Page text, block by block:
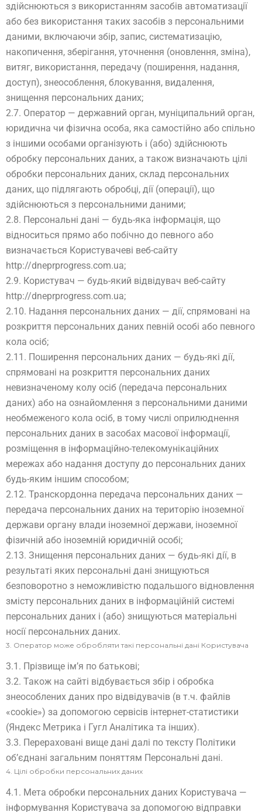
здійснюються з використанням засобів автоматизації
або без використання таких засобів з персональними
даними, включаючи збір, запис, систематизацію,
накопичення, зберігання, уточнення (оновлення, зміна),
витяг, використання, передачу (поширення, надання,
доступ), знеособлення, блокування, видалення,
знищення персональних даних;
2.7. Оператор — державний орган, муніципальний орган,
юридична чи фізична особа, яка самостійно або спільно
з іншими особами організують і (або) здійснюють
обробку персональних даних, а також визначають цілі
обробки персональних даних, склад персональних
даних, що підлягають обробці, дії (операції), що
здійснюються з персональними даними;
2.8. Персональні дані — будь-яка інформація, що
відноситься прямо або побічно до певного або
визначається Користувачеві веб-сайту
http://dneprprogress.com.ua;
2.9. Користувач — будь-який відвідувач веб-сайту
http://dneprprogress.com.ua;
2.10. Надання персональних даних — дії, спрямовані на
розкриття персональних даних певній особі або певного
кола осіб;
2.11. Поширення персональних даних — будь-які дії,
спрямовані на розкриття персональних даних
невизначеному колу осіб (передача персональних
даних) або на ознайомлення з персональними даними
необмеженого кола осіб, в тому числі оприлюднення
персональних даних в засобах масової інформації,
розміщення в інформаційно-телекомунікаційних
мережах або надання доступу до персональних даних
будь-яким іншим способом;
2.12. Транскордонна передача персональних даних —
передача персональних даних на територію іноземної
держави органу влади іноземної держави, іноземної
фізичній або іноземній юридичній особі;
2.13. Знищення персональних даних — будь-які дії, в
результаті яких персональні дані знищуються
безповоротно з неможливістю подальшого відновлення
змісту персональних даних в інформаційній системі
персональних даних і (або) знищуються матеріальні
носії персональних даних.
3. Оператор може обробляти такі персональні дані Користувача
3.1. Прізвище ім’я по батькові;
3.2. Також на сайті відбувається збір і обробка
знеособлених даних про відвідувачів (в т.ч. файлів
«cookie») за допомогою сервісів інтернет-статистики
(Яндекс Метрика і Гугл Аналітика та інших).
3.3. Перераховані вище дані далі по тексту Політики
об’єднані загальним поняттям Персональні дані.
4. Цілі обробки персональних даних
4.1. Мета обробки персональних даних Користувача —
інформування Користувача за допомогою відправки